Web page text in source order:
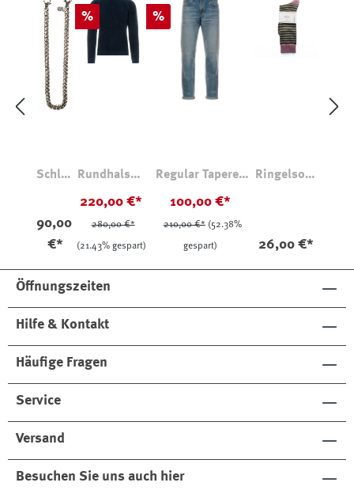
Schlüs
90,00
€*
Rabatt
%
Rundhalspu
Effektgarn
220,00 €*
280,00 €*
(21.43% gespart)
Rabatt
%
Regular Tapered
oz Light Used
100,00 €*
210,00 €* (52.38%
gespart)
Ringelsock
26,00 €*
Öffnungszeiten
Hilfe & Kontakt
Häufige Fragen
Service
Versand
Besuchen Sie uns auch hier